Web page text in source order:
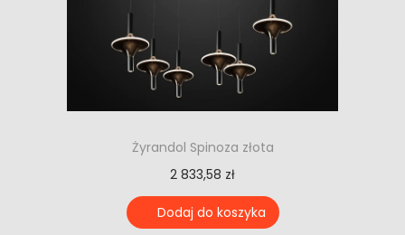
Żyrandol Spinoza złota
2 833,58 zł
Dodaj do koszyka